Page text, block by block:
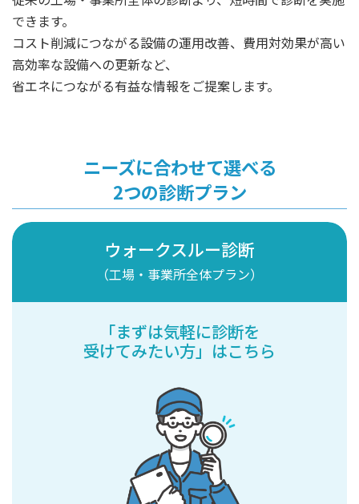
できます。
コスト削減につながる設備の運用改善、費用対効果が高い
高効率な設備への更新など、
省エネにつながる有益な情報をご提案します。
ニーズに合わせて選べる
2つの診断プラン
ウォークスルー診断
（工場・事業所全体プラン）
「まずは気軽に診断を
受けてみたい方」はこちら